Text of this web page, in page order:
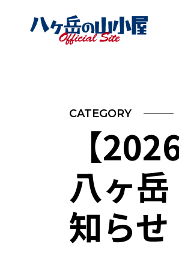
CATEGORY
【
八ヶ
知らせ